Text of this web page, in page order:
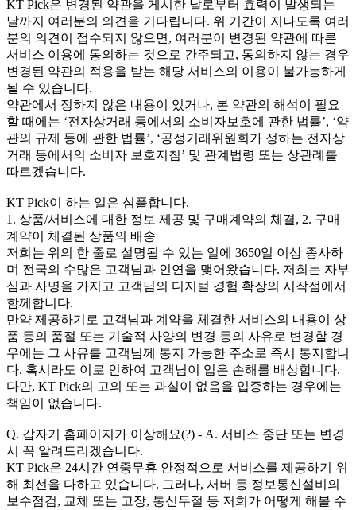
KT Pick은 변경된 약관을 게시한 날로부터 효력이 발생되는
날까지 여러분의 의견을 기다립니다. 위 기간이 지나도록 여러
분의 의견이 접수되지 않으면, 여러분이 변경된 약관에 따른
서비스 이용에 동의하는 것으로 간주되고, 동의하지 않는 경우
변경된 약관의 적용을 받는 해당 서비스의 이용이 불가능하게
될 수 있습니다.
약관에서 정하지 않은 내용이 있거나, 본 약관의 해석이 필요
할 때에는 ‘전자상거래 등에서의 소비자보호에 관한 법률’, ‘약
관의 규제 등에 관한 법률’, ‘공정거래위원회가 정하는 전자상
거래 등에서의 소비자 보호지침’ 및 관계법령 또는 상관례를
따르겠습니다.
KT Pick이 하는 일은 심플합니다.
1. 상품/서비스에 대한 정보 제공 및 구매계약의 체결, 2. 구매
계약이 체결된 상품의 배송
저희는 위의 한 줄로 설명될 수 있는 일에 3650일 이상 종사하
며 전국의 수많은 고객님과 인연을 맺어왔습니다. 저희는 자부
심과 사명을 가지고 고객님의 디지털 경험 확장의 시작점에서
함께합니다.
만약 제공하기로 고객님과 계약을 체결한 서비스의 내용이 상
품 등의 품절 또는 기술적 사양의 변경 등의 사유로 변경할 경
우에는 그 사유를 고객님께 통지 가능한 주소로 즉시 통지합니
다. 혹시라도 이로 인하여 고객님이 입은 손해를 배상합니다.
다만, KT Pick의 고의 또는 과실이 없음을 입증하는 경우에는
책임이 없습니다.
Q. 갑자기 홈페이지가 이상해요(?) - A. 서비스 중단 또는 변경
시 꼭 알려드리겠습니다.
KT Pick은 24시간 연중무휴 안정적으로 서비스를 제공하기 위
해 최선을 다하고 있습니다. 그러나, 서버 등 정보통신설비의
보수점검, 교체 또는 고장, 통신두절 등 저희가 어떻게 해볼 수